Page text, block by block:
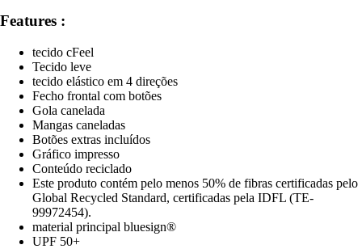
Features :
tecido cFeel
Tecido leve
tecido elástico em 4 direções
Fecho frontal com botões
Gola canelada
Mangas caneladas
Botões extras incluídos
Gráfico impresso
Conteúdo reciclado
Este produto contém pelo menos 50% de fibras certificadas pelo
Global Recycled Standard, certificadas pela IDFL (TE-
99972454).
material principal bluesign®
UPF 50+